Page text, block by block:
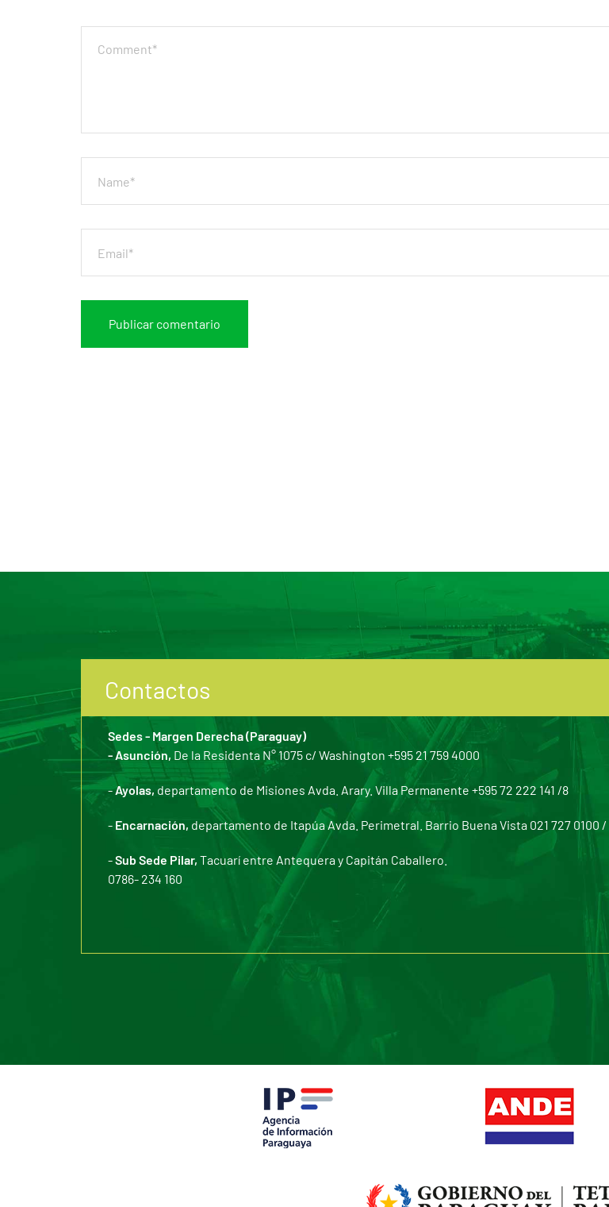
Contactos
Sedes - Margen Derecha (Paraguay)
- Asunción, De la Residenta N° 1075 c/ Washington +595 21 759 4000
-Ayolas, departamento de Misiones Avda. Arary. Villa Permanente +595 72 222 141 /8
- Encarnación, departamento de Itapúa Avda. Perimetral. Barrio Buena Vista 021 727 0100 /
-Sub Sede Pilar, Tacuarí entre Antequera y Capitán Caballero.
0786- 234 160